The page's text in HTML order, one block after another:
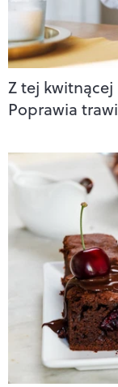
Z tej
Poprawia